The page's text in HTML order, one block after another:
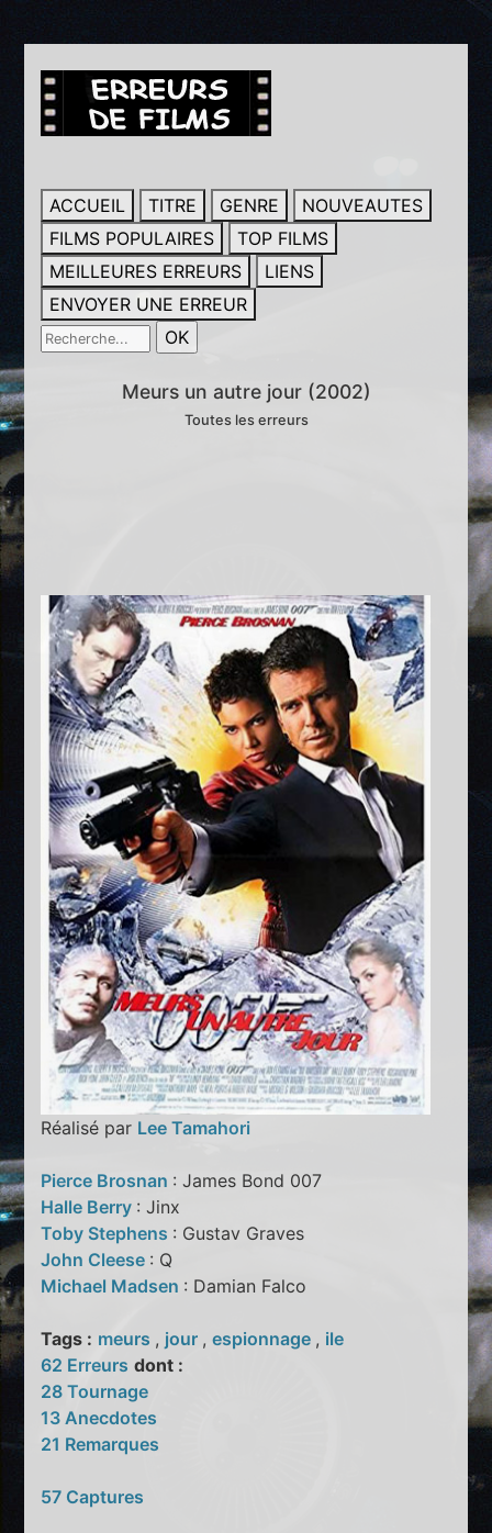
ACCUEIL TITRE GENRE
NOUVEAUTES
FILMS POPULAIRES
TOP FILMS
MEILLEURES ERREURS
LIENS
ENVOYER UNE ERREUR
Meurs un autre jour (2002)
Toutes les erreurs
Réalisé par Lee Tamahori
Pierce Brosnan : James Bond 007
Halle Berry : Jinx
Toby Stephens : Gustav Graves
John Cleese : Q
Michael Madsen : Damian Falco
Tags : meurs , jour ,espionnage , ile
62 Erreurs dont :
28 Tournage
13 Anecdotes
21 Remarques
57 Captures